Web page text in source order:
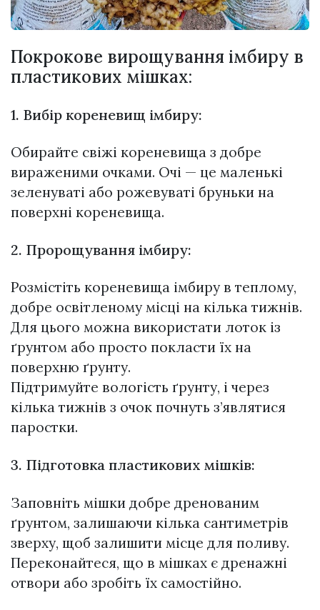
Покрокове вирощування імбиру в
пластикових мішках:
1. Вибір кореневищ імбиру:
Обирайте свіжі кореневища з добре
вираженими очками. Очі — це маленькі
зеленуваті або рожевуваті бруньки на
поверхні кореневища.
2. Пророщування імбиру:
Розмістіть кореневища імбиру в теплому,
добре освітленому місці на кілька тижнів.
Для цього можна використати лоток із
ґрунтом або просто покласти їх на
поверхню ґрунту.
Підтримуйте вологість ґрунту, і через
кілька тижнів з очок почнуть з’являтися
паростки.
3. Підготовка пластикових мішків:
Заповніть мішки добре дренованим
ґрунтом, залишаючи кілька сантиметрів
зверху, щоб залишити місце для поливу.
Переконайтеся, що в мішках є дренажні
отвори або зробіть їх самостійно.